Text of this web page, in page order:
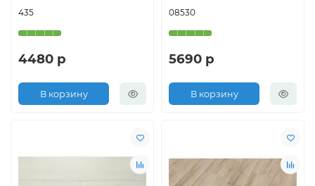
435
4480 р
В корзину
08530
5690 р
В корзину